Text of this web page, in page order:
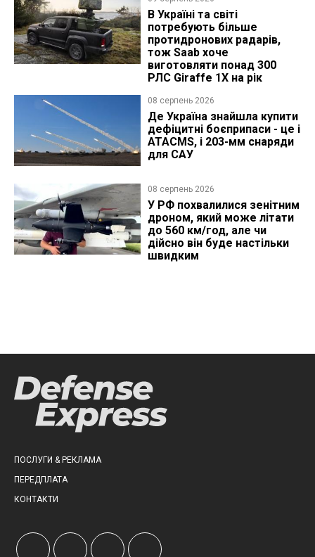
В Україні та світі
потребують більше
протидронових радарів,
тож Saab хоче
виготовляти понад 300
РЛС Giraffe 1X на рік
08 серпень 2026
Де Україна знайшла купити
дефіцитні боєприпаси - це і
ATACMS, і 203-мм снаряди
для САУ
08 серпень 2026
У РФ похвалилися зенітним
дроном, який може літати
до 560 км/год, але чи
дійсно він буде настільки
швидким
ПОСЛУГИ & РЕКЛАМА
ПЕРЕДПЛАТА
КОНТАКТИ